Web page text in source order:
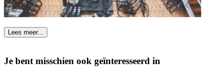
Lees meer...
Je bent misschien ook geïnteresseerd in